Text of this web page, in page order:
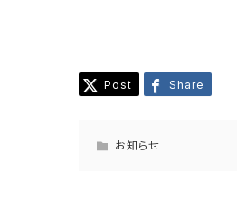
Post Share
お知らせ